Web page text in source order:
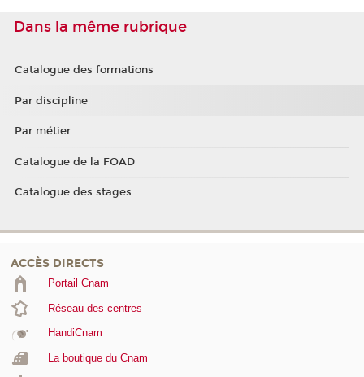
Dans la même rubrique
Catalogue des formations
Par discipline
Par métier
Catalogue de la FOAD
Catalogue des stages
ACCÈS DIRECTS
Portail Cnam
Réseau des centres
HandiCnam
La boutique du Cnam